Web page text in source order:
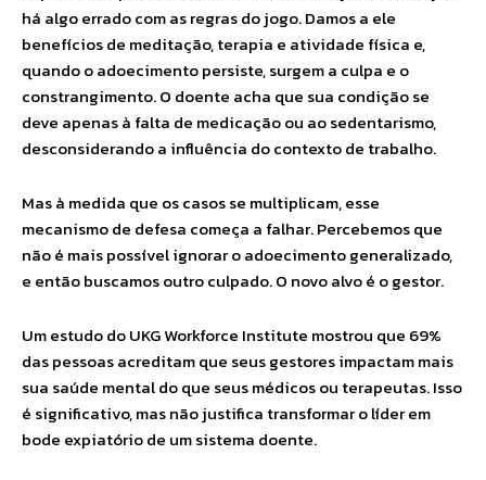
há algo errado com as regras do jogo. Damos a ele
benefícios de meditação, terapia e atividade física e,
quando o adoecimento persiste, surgem a culpa e o
constrangimento. O doente acha que sua condição se
deve apenas à falta de medicação ou ao sedentarismo,
desconsiderando a influência do contexto de trabalho.
Mas à medida que os casos se multiplicam, esse
mecanismo de defesa começa a falhar. Percebemos que
não é mais possível ignorar o adoecimento generalizado,
e então buscamos outro culpado. O novo alvo é o gestor.
Um estudo do UKG Workforce Institute mostrou que 69%
das pessoas acreditam que seus gestores impactam mais
sua saúde mental do que seus médicos ou terapeutas. Isso
é significativo, mas não justifica transformar o líder em
bode expiatório de um sistema doente.